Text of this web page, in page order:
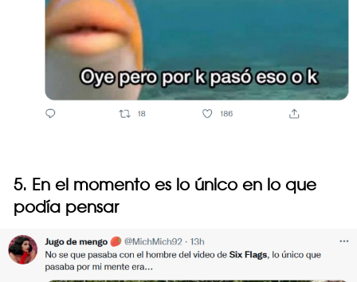
5. En el momento es lo único en lo que
podía pensar